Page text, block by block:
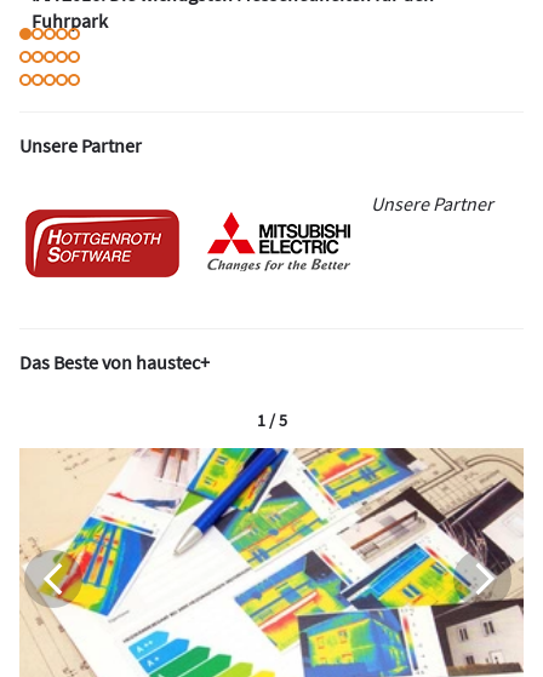
Fuhrpark
Unsere Partner
Unsere Partner
Das Beste von haustec+
1 / 5